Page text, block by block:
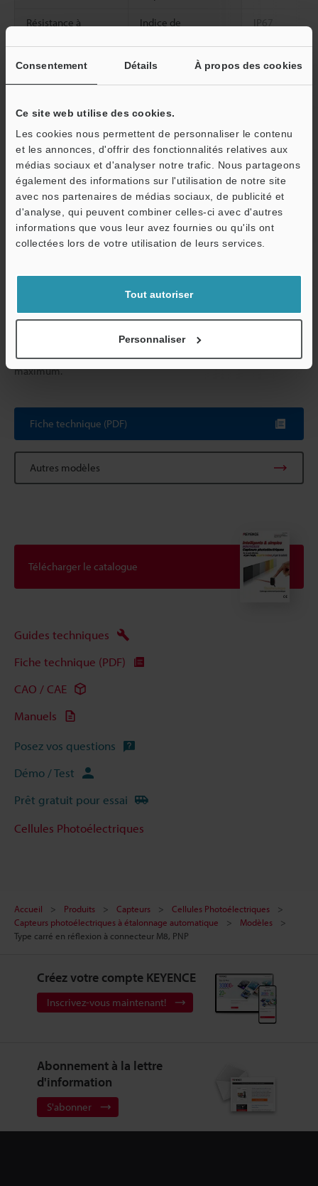
Consentement Détails À propos des cookies
Ce site web utilise des cookies.
Les cookies nous permettent de personnaliser le contenu
et les annonces, d'offrir des fonctionnalités relatives aux
médias sociaux et d'analyser notre trafic. Nous partageons
également des informations sur l'utilisation de notre site
avec nos partenaires de médias sociaux, de publicité et
d'analyse, qui peuvent combiner celles-ci avec d'autres
informations que vous leur avez fournies ou qu'ils ont
collectées lors de votre utilisation de leurs services.
Tout autoriser
Personnaliser
Résistance à
Indice de
IP67
Lumière ambiante
Lampe à
Température
Humidité relative 35 à 85 % HR
Résistance aux
vibrations
De 10 à 55
mm, 2 heures
X, Y et Z
Résistance aux
1,000 m/s
Poids Environ 15 g
La distance de détection est obtenue avec la sensibilité
maximum.
Fiche technique (PDF)
Autres modèles
Télécharger le catalogue
Guides techniques
Fiche technique (PDF)
CAO / CAE
Manuels
Posez vos questions
Démo / Test
Prêt gratuit pour essai
Cellules Photoélectriques
Accueil Produits Capteurs
Cellules Photoélectriques
Capteurs photoélectriques à étalonnage automatique
Modèles
Type carré en réflexion à connecteur M8, PNP
Créez votre compte KEYENCE
Inscrivez-vous maintenant!
Abonnement à la lettre
d'information
S'abonner